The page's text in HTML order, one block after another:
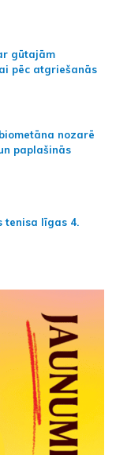
gūtajām
pēc atgriešanās
nozarē
paplašinās
tenisa līgas 4.